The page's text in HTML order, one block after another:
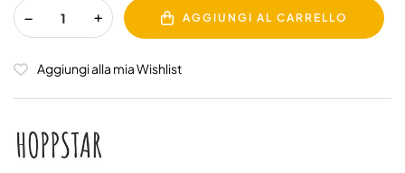
AGGIUNGI AL CARRELLO
Aggiungi alla mia Wishlist